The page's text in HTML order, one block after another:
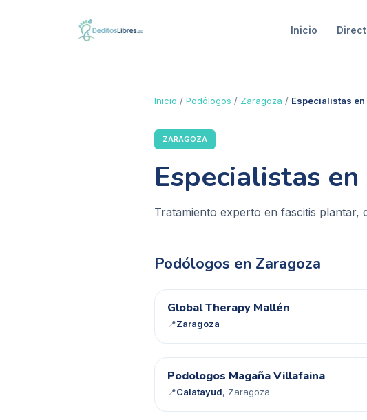
Inicio
Inicio / Podólogos / Zaragoza / Especialistas en
ZARAGOZA
Especialistas
Tratamiento experto en fascitis plantar,
Podólogos en Zaragoza
GT
Global Therapy Mallén
📍Zaragoza
PM
Podologos Magaña Villafaina
📍Calatayud, Zaragoza